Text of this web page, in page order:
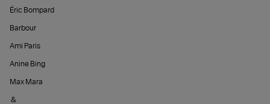
Éric Bompard
Barbour
Ami Paris
Anine Bing
Max Mara
&